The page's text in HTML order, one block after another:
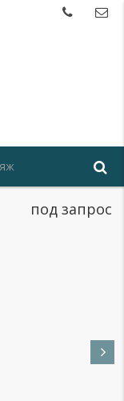
под запрос